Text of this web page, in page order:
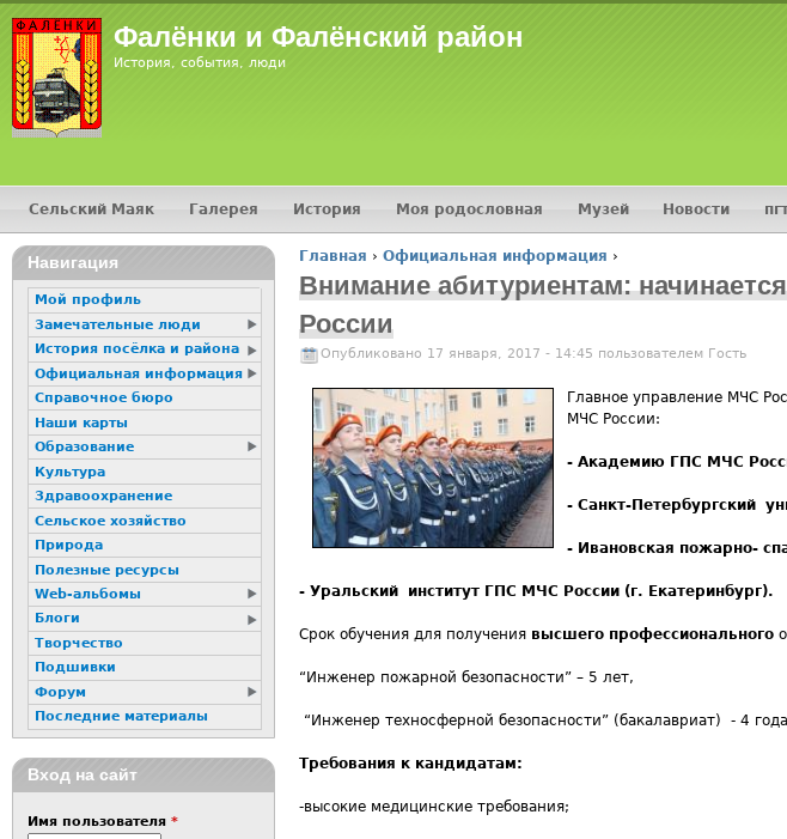
Фалёнки и Фалёнский район
История, события, люди
Вы здесь
Главная › Официальная информация ›
Внимание абитуриентам:
России
Опубликовано 17 января, 2017 - 14:45 пользователем Гость
Главное управление МЧС
МЧС России:
- Академию ГПС МЧС
- Санкт-Петербургский
- Ивановская пожарно-
- Уральский институт ГПС МЧС России (г. Екатеринбург).
Срок обучения для получения высшего профессионального
“Инженер пожарной безопасности” – 5 лет,
“Инженер техносферной безопасности” (бакалавриат) - 4
Требования к кандидатам:
-высокие медицинские требования;
Главное меню
Сельский Маяк Галерея История Моя родословная Музей Новости
Навигация
Мой профиль
Замечательные люди
История посёлка и района
Официальная информация
Справочное бюро
Наши карты
Образование
Культура
Здравоохранение
Сельское хозяйство
Природа
Полезные ресурсы
Web-альбомы
Блоги
Творчество
Подшивки
Форум
Последние материалы
Вход на сайт
Имя пользователя *